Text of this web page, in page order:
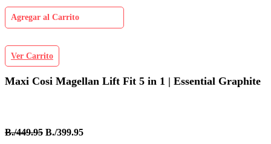
Agregar al Carrito
Ver Carrito
Maxi Cosi Magellan Lift Fit 5 in 1 | Essential Graphite
B./449.95 B./399.95